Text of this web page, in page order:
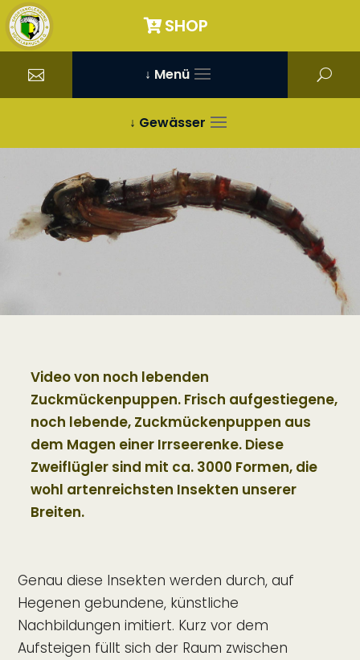
SHOP
↓ Menü
↓ Gewässer
Video von noch lebenden
Zuckmückenpuppen. Frisch aufgestiegene,
noch lebende, Zuckmückenpuppen aus
dem Magen einer Irrseerenke. Diese
Zweiflügler sind mit ca. 3000 Formen, die
wohl artenreichsten Insekten unserer
Breiten.
Genau diese Insekten werden durch, auf
Hegenen gebundene, künstliche
Nachbildungen imitiert. Kurz vor dem
Aufsteigen füllt sich der Raum zwischen